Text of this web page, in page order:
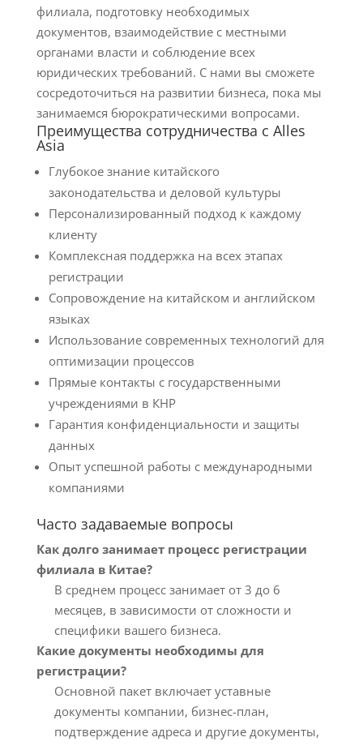
филиала, подготовку необходимых
документов, взаимодействие с местными
органами власти и соблюдение всех
юридических требований. С нами вы сможете
сосредоточиться на развитии бизнеса, пока мы
занимаемся бюрократическими вопросами.
Преимущества сотрудничества с Alles
Asia
Глубокое знание китайского
законодательства и деловой культуры
Персонализированный подход к каждому
клиенту
Комплексная поддержка на всех этапах
регистрации
Сопровождение на китайском и английском
языках
Использование современных технологий для
оптимизации процессов
Прямые контакты с государственными
учреждениями в КНР
Гарантия конфиденциальности и защиты
данных
Опыт успешной работы с международными
компаниями
Часто задаваемые вопросы
Как долго занимает процесс регистрации
филиала в Китае?
В среднем процесс занимает от 3 до 6
месяцев, в зависимости от сложности и
специфики вашего бизнеса.
Какие документы необходимы для
регистрации?
Основной пакет включает уставные
документы компании, бизнес-план,
подтверждение адреса и другие документы,